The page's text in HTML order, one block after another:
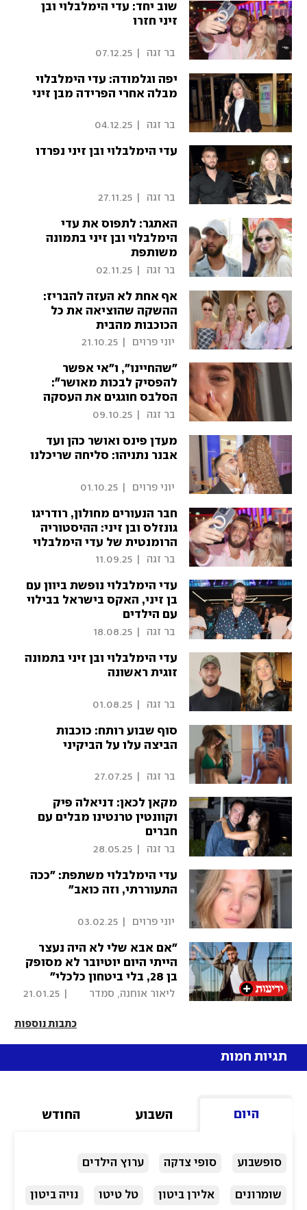
שוב יחד: עדי הימלבלוי ובן
זיני חזרו
בר זגה 07.12.25
יפה וגלמודה: עדי הימלבלוי
מבלה אחרי הפרידה מבן זיני
בר זגה 04.12.25
עדי הימלבלוי ובן זיני נפרדו
בר זגה 27.11.25
האתגר: לתפוס את עדי
הימלבלוי ובן זיני בתמונה
משותפת
בר זגה 02.11.25
אף אחת לא העזה להבריז:
ההשקה שהוציאה את כל
הכוכבות מהבית
יוני פרוים 21.10.25
"שהחיינו", ו"אי אפשר
להפסיק לבכות מאושר״:
הסלבס חוגגים את העסקה
בר זגה 09.10.25
מעדן פינס ואושר כהן ועד
אבנר נתניהו: סליחה שריכלנו
יוני פרוים 01.10.25
חבר הנעורים מחולון, רודריגו
גונזלס ובן זיני: ההיסטוריה
הרומנטית של עדי הימלבלוי
בר זגה 11.09.25
עדי הימלבלוי נופשת ביוון עם
בן זיני, האקס בישראל בבילוי
עם הילדים
בר זגה 18.08.25
עדי הימלבלוי ובן זיני בתמונה
זוגית ראשונה
בר זגה 01.08.25
סוף שבוע רותח: כוכבות
הביצה עלו על הביקיני
בר זגה 27.07.25
מקאן לכאן: דניאלה פיק
וקוונטין טרנטינו מבלים עם
חברים
בר זגה 28.05.25
עדי הימלבלוי משתפת: "ככה
התעוררתי, וזה כואב"
יוני פרוים 03.02.25
"אם אבא שלי לא היה נעצר
הייתי היום יוטיובר לא מסופק
בן 28, בלי ביטחון כלכלי"
21.01.25
כתבות נוספות
תגיות חמות
היום השבוע החודש
סופשבוע סופי צדקה ערוץ הילדים
שומרונים אלירן ביטון טל טיטו נויה ביטון